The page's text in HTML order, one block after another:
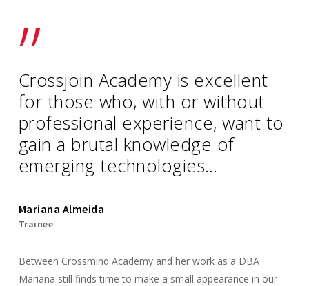
”
Crossjoin Academy is excellent
for those who, with or without
professional experience, want to
gain a brutal knowledge of
emerging technologies…
Mariana Almeida
Trainee
Between Crossmind Academy and her work as a DBA
Mariana still finds time to make a small appearance in our